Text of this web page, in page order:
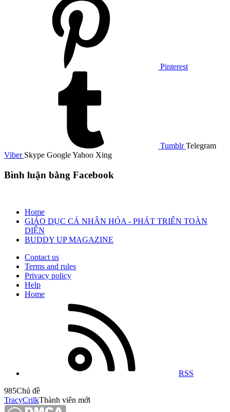
Pinterest
Tumblr Telegram
Viber Skype GoogleYahoo Xing
Bình luận bằng Facebook
Home
GIÁO DỤC CÁ NHÂN HÓA - PHÁT TRIỂN TOÀN
DIỆN
BUDDY UP MAGAZINE
Contact us
Terms and rules
Privacy policy
Help
Home
RSS
985Chủ đề
TracyCrilkThành viên mới